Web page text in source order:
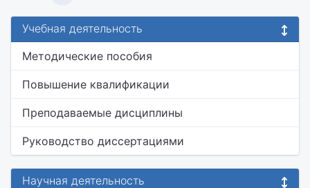
Учебная деятельность
Методические пособия
Повышение квалификации
Преподаваемые дисциплины
Руководство диссертациями
Научная деятельность